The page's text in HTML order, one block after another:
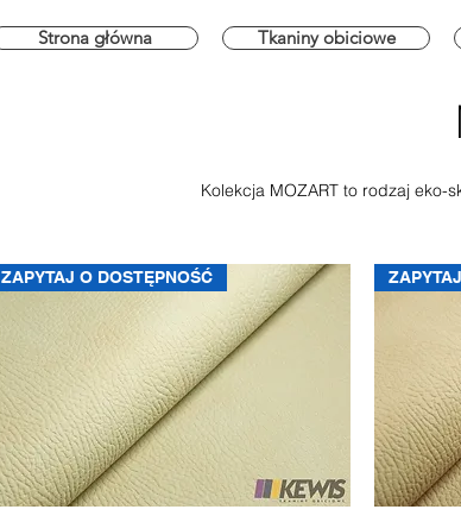
Strona główna Tkaniny obiciowe
Kolekcja MOZART to rodzaj eko-
ZAPYTAJ O DOSTĘPNOŚĆ